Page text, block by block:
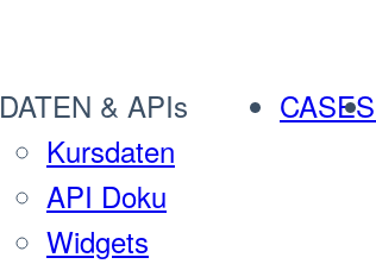
DATEN & APIs
Kursdaten
API Doku
Widgets
CASES